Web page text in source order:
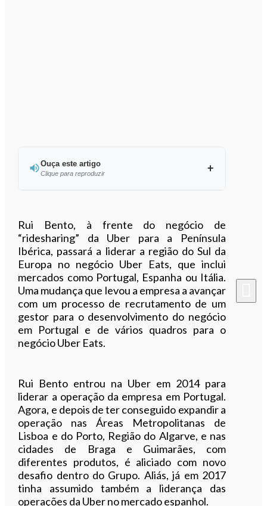
Ouça este artigo
Clique para reproduzir
Rui Bento, à frente do negócio de
“ridesharing” da Uber para a Península
Ibérica, passará a liderar a região do Sul da
Europa no negócio Uber Eats, que inclui
mercados como Portugal, Espanha ou Itália.
Uma mudança que levou a empresa a avançar
com um processo de recrutamento de um
gestor para o desenvolvimento do negócio
em Portugal e de vários quadros para o
negócio Uber Eats.
Rui Bento entrou na Uber em 2014 para
liderar a operação da empresa em Portugal.
Agora, e depois de ter conseguido expandir a
operação nas Áreas Metropolitanas de
Lisboa e do Porto, Região do Algarve, e nas
cidades de Braga e Guimarães, com
diferentes produtos, é aliciado com novo
desafio dentro do Grupo. Aliás, já em 2017
tinha assumido também a liderança das
operações da Uber no mercado espanhol.